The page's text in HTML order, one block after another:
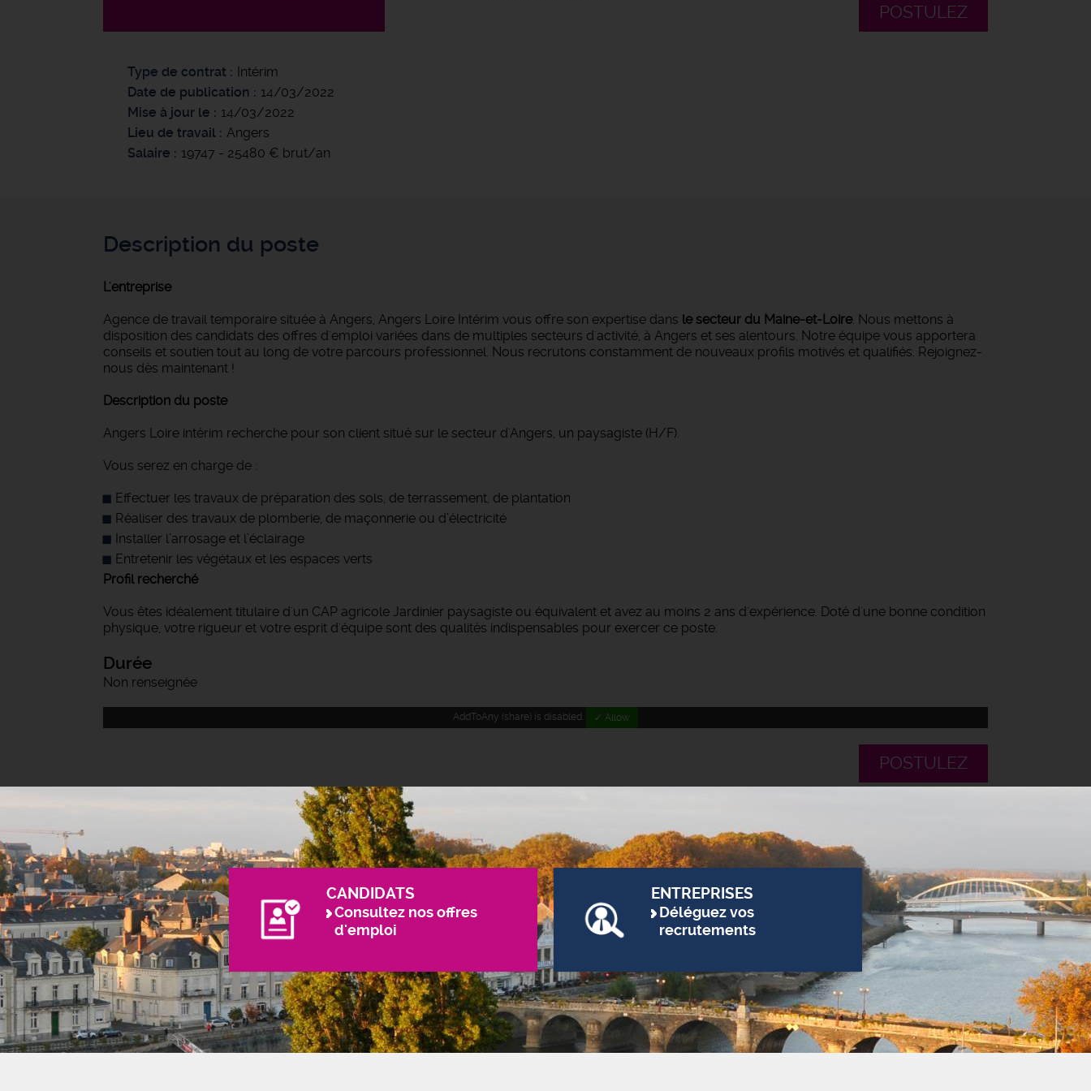
POSTULEZ
Type de contrat
Intérim
Date de publication
14/03/2022
Mise à jour le
14/03/2022
Lieu de travail
Angers
Salaire
19747 - 25480 € brut/an
Description du poste
L'entreprise
Agence de travail temporaire située à Angers, Angers Loire Intérim vous offre son expertise dans le secteur du Maine-et-Loire. Nous mettons à
disposition des candidats des offres d'emploi variées dans de multiples secteurs d'activité, à Angers et ses alentours. Notre équipe vous apportera
conseils et soutien tout au long de votre parcours professionnel. Nous recrutons constamment de nouveaux profils motivés et qualifiés. Rejoignez-
nous dès maintenant !
Description du poste
Angers Loire intérim recherche pour son client situé sur le secteur d'Angers, un paysagiste (H/F).
Vous serez en charge de :
Effectuer les travaux de préparation des sols, de terrassement, de plantation
Réaliser des travaux de plomberie, de maçonnerie ou d’électricité
Installer l’arrosage et l’éclairage
Entretenir les végétaux et les espaces verts
Profil recherché
Vous êtes idéalement titulaire d'un CAP agricole Jardinier paysagiste ou équivalent et avez au moins 2 ans d'expérience. Doté d'une bonne condition
physique, votre rigueur et votre esprit d'équipe sont des qualités indispensables pour exercer ce poste.
Durée
Non renseignée
AddToAny (share) is disabled. ✓ Allow
POSTULEZ
CANDIDATS
Consultez nos offres
d'emploi
ENTREPRISES
Déléguez vos
recrutements